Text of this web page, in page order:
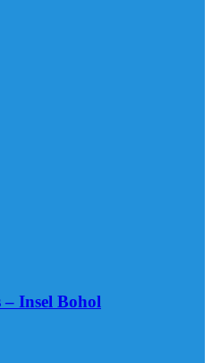
Insel Bohol